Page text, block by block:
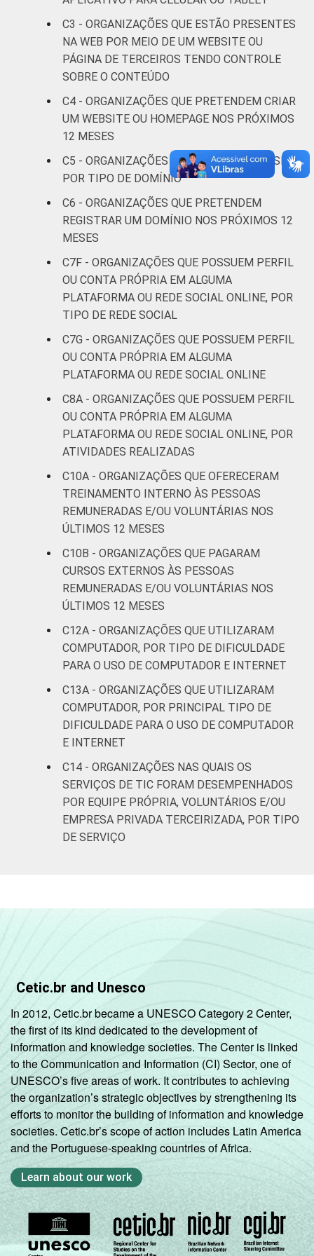
Saúde e
assistência
social
35
meio ambiente
26 73
Fonte: CGI.br/NIC.br, Centro Regional de
Estudos para o Desenvolvimento da
Sociedade da Informação (Cetic.br),
Pesquisa sobre o uso das tecnologias de
informação e comunicação nas organizações
sem fins lucrativos brasileiras - TIC
Organizações Sem Fins Lucrativos 2022.
C3 - ORGANIZAÇÕES QUE ESTÃO PRESENTES
NA WEB POR MEIO DE UM WEBSITE OU
PÁGINA DE TERCEIROS TENDO CONTROLE
SOBRE O CONTEÚDO
C4 - ORGANIZAÇÕES QUE PRETENDEM CRIAR
UM WEBSITE OU HOMEPAGE NOS PRÓXIMOS
12 MESES
C5 - ORGANIZAÇÕES QUE POSSUEM WEBSITE,
POR TIPO DE DOMÍNIO
C6 - ORGANIZAÇÕES QUE PRETENDEM
REGISTRAR UM DOMÍNIO NOS PRÓXIMOS 12
MESES
C7F - ORGANIZAÇÕES QUE POSSUEM PERFIL
OU CONTA PRÓPRIA EM ALGUMA
PLATAFORMA OU REDE SOCIAL ONLINE, POR
TIPO DE REDE SOCIAL
C7G - ORGANIZAÇÕES QUE POSSUEM PERFIL
OU CONTA PRÓPRIA EM ALGUMA
PLATAFORMA OU REDE SOCIAL ONLINE
C8A - ORGANIZAÇÕES QUE POSSUEM PERFIL
OU CONTA PRÓPRIA EM ALGUMA
PLATAFORMA OU REDE SOCIAL ONLINE, POR
ATIVIDADES REALIZADAS
C10A - ORGANIZAÇÕES QUE OFERECERAM
TREINAMENTO INTERNO ÀS PESSOAS
REMUNERADAS E/OU VOLUNTÁRIAS NOS
ÚLTIMOS 12 MESES
C10B - ORGANIZAÇÕES QUE PAGARAM
CURSOS EXTERNOS ÀS PESSOAS
REMUNERADAS E/OU VOLUNTÁRIAS NOS
ÚLTIMOS 12 MESES
C12A - ORGANIZAÇÕES QUE UTILIZARAM
COMPUTADOR, POR TIPO DE DIFICULDADE
PARA O USO DE COMPUTADOR E INTERNET
C13A - ORGANIZAÇÕES QUE UTILIZARAM
COMPUTADOR, POR PRINCIPAL TIPO DE
DIFICULDADE PARA O USO DE COMPUTADOR
E INTERNET
C14 - ORGANIZAÇÕES NAS QUAIS OS
SERVIÇOS DE TIC FORAM DESEMPENHADOS
POR EQUIPE PRÓPRIA, VOLUNTÁRIOS E/OU
EMPRESA PRIVADA TERCEIRIZADA, POR TIPO
DE SERVIÇO
Cetic.br and Unesco
In 2012, Cetic.br became a UNESCO Category 2 Center,
the first of its kind dedicated to the development of
information and knowledge societies. The Center is linked
to the Communication and Information (CI) Sector, one of
UNESCO’s five areas of work. It contributes to achieving
the organization’s strategic objectives by strengthening its
efforts to monitor the building of information and knowledge
societies. Cetic.br’s scope of action includes Latin America
and the Portuguese-speaking countries of Africa.
Learn about our work